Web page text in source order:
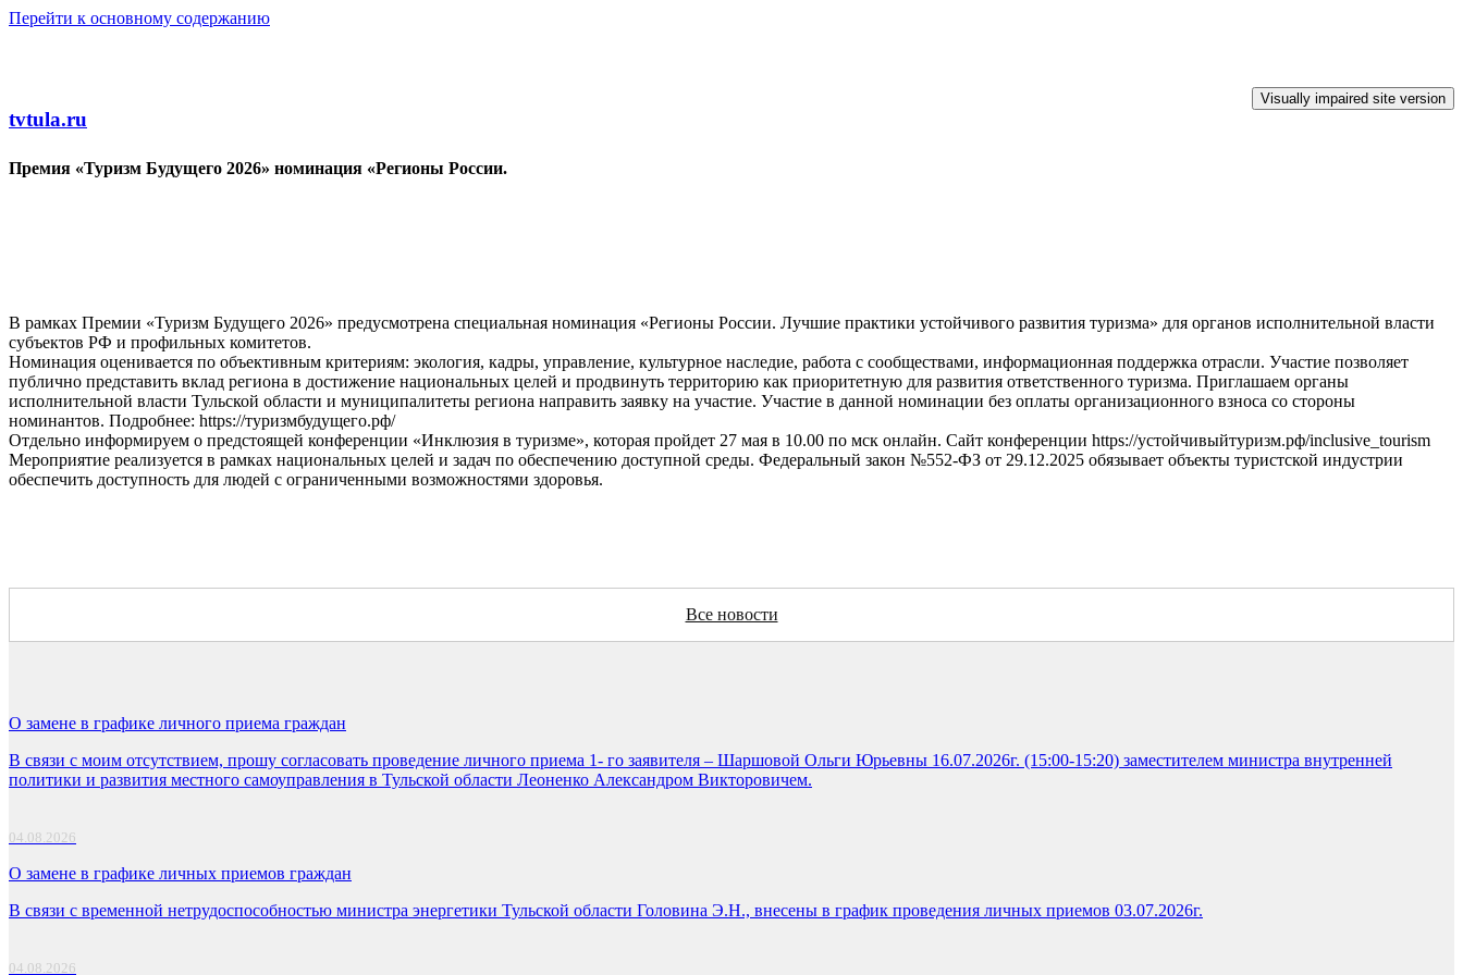
Перейти к основному содержанию
tvtula.ru
Премия «Туризм Будущего 2026» номинация «Регионы России.
В рамках Премии «Туризм Будущего 2026» предусмотрена специальная номинация «Регионы России. Лучшие практики устойчивого развития туризма» для органов исполнительной власти
субъектов РФ и профильных комитетов.
Номинация оценивается по объективным критериям: экология, кадры, управление, культурное наследие, работа с сообществами, информационная поддержка отрасли. Участие позволяет
публично представить вклад региона в достижение национальных целей и продвинуть территорию как приоритетную для развития ответственного туризма. Приглашаем органы
исполнительной власти Тульской области и муниципалитеты региона направить заявку на участие. Участие в данной номинации без оплаты организационного взноса со стороны
номинантов. Подробнее: https://туризмбудущего.рф/
Отдельно информируем о предстоящей конференции «Инклюзия в туризме», которая пройдет 27 мая в 10.00 по мск онлайн. Сайт конференции https://устойчивыйтуризм.рф/inclusive_tourism
Мероприятие реализуется в рамках национальных целей и задач по обеспечению доступной среды. Федеральный закон №552-ФЗ от 29.12.2025 обязывает объекты туристской индустрии
обеспечить доступность для людей с ограниченными возможностями здоровья.
Все новости
О замене в графике личного приема граждан
В связи с моим отсутствием, прошу согласовать проведение личного приема 1- го заявителя – Шаршовой Ольги Юрьевны 16.07.2026г. (15:00-15:20) заместителем министра внутренней
политики и развития местного самоуправления в Тульской области Леоненко Александром Викторовичем.
04.08.2026
О замене в графике личных приемов граждан
В связи с временной нетрудоспособностью министра энергетики Тульской области Головина Э.Н., внесены в график проведения личных приемов 03.07.2026г.
04.08.2026